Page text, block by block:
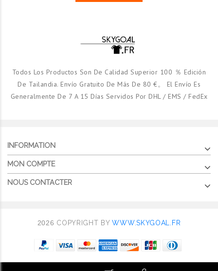
Todos Los Productos Son De Calidad Superior 100 ％ Edición
De Tailandia. Envío Gratuito De Más De 80 €。 El Envío Es
Generalmente De 7 A 15 Días Servidos Por DHL / EMS / FedEx
INFORMATION
MON COMPTE
NOUS CONTACTER
2026 COPYRIGHT BYWWW.SKYGOAL.FR